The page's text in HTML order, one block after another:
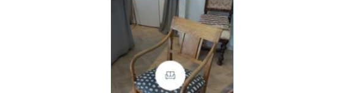
renovering. Färg, rost,
smuts och gamla
beläggningar gör att
material åldras snabbare
och försämrar
slutresultatet vid